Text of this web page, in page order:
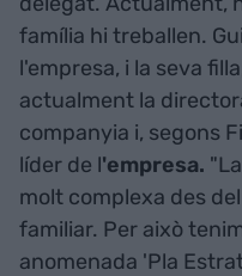
família hi treballen.
l'empresa, i la seva
actualment la
companyia i, segons
líder de l'empresa.
molt complexa des
familiar. Per això
anomenada 'Pla